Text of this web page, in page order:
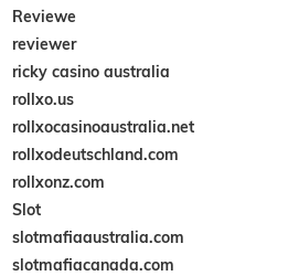
Reviewe
reviewer
ricky casino australia
rollxo.us
rollxocasinoaustralia.net
rollxodeutschland.com
rollxonz.com
Slot
slotmafiaaustralia.com
slotmafiacanada.com